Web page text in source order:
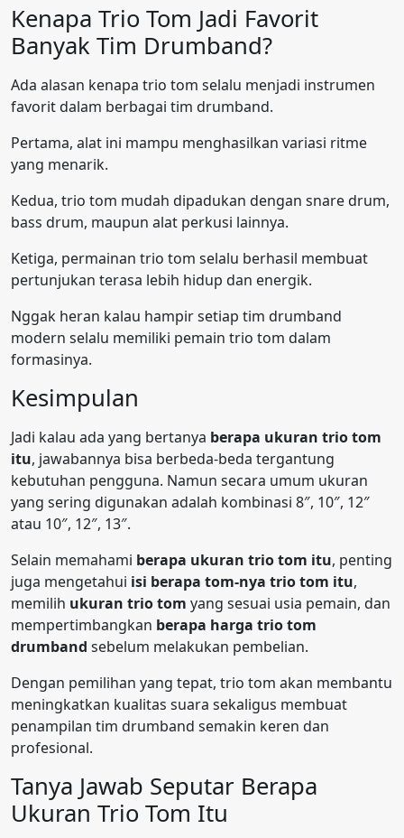
Kenapa Trio Tom Jadi Favorit
Banyak Tim Drumband?
Ada alasan kenapa trio tom selalu menjadi instrumen
favorit dalam berbagai tim drumband.
Pertama, alat ini mampu menghasilkan variasi ritme
yang menarik.
Kedua, trio tom mudah dipadukan dengan snare drum,
bass drum, maupun alat perkusi lainnya.
Ketiga, permainan trio tom selalu berhasil membuat
pertunjukan terasa lebih hidup dan energik.
Nggak heran kalau hampir setiap tim drumband
modern selalu memiliki pemain trio tom dalam
formasinya.
Kesimpulan
Jadi kalau ada yang bertanya berapa ukuran trio tom
itu, jawabannya bisa berbeda-beda tergantung
kebutuhan pengguna. Namun secara umum ukuran
yang sering digunakan adalah kombinasi 8″, 10″, 12″
atau 10″, 12″, 13″.
Selain memahami berapa ukuran trio tom itu, penting
juga mengetahui isi berapa tom-nya trio tom itu,
memilih ukuran trio tom yang sesuai usia pemain, dan
mempertimbangkan berapa harga trio tom
drumband sebelum melakukan pembelian.
Dengan pemilihan yang tepat, trio tom akan membantu
meningkatkan kualitas suara sekaligus membuat
penampilan tim drumband semakin keren dan
profesional.
Tanya Jawab Seputar Berapa
Ukuran Trio Tom Itu